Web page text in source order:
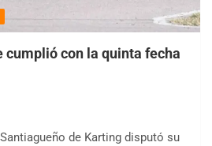
cumplió con la quinta fecha
de Karting disputó su